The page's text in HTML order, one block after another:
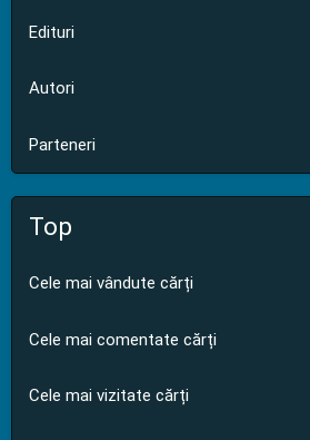
Edituri
Autori
Parteneri
Top
Cele mai vândute cărți
Cele mai comentate cărți
Cele mai vizitate cărți